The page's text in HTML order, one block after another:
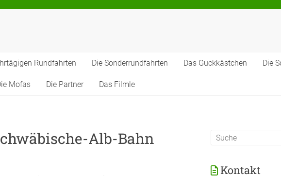
Rundfahrten Die Sonderrundfahrten Das Guckkästchen Die
Mofas Die Partner Das Filmle
Alb-Bahn
Kontakt